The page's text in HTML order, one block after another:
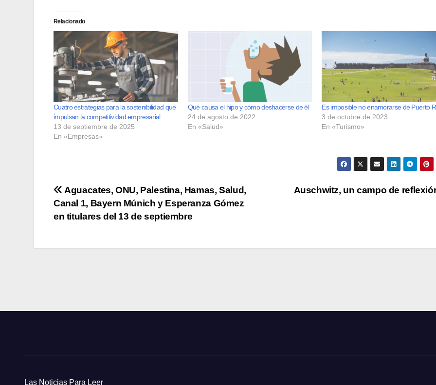
Relacionado
Cuatro estrategias para la sostenibilidad que
impulsan la competitividad empresarial
13 de septiembre de 2025
En «Empresas»
Qué causa el hipo y cómo deshacerse de él
24 de agosto de 2022
En «Salud»
Es imposible no enamorarse de Puerto
3 de octubre de 2023
En «Turismo»
Navegación
de
Auschwitz, un campo de
Aguacates, ONU, Palestina, Hamas, Salud,
Canal 1, Bayern Múnich y Esperanza Gómez
en titulares del 13 de septiembre
Las Noticias Para Leer